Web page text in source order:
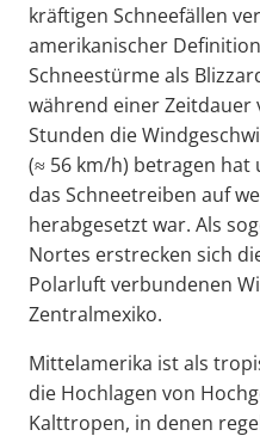
kräftigen Schneefällen
amerikanischer
Schneestürme als
während einer Zeitdauer
Stunden die
(≈ 56 km/h) betragen
das Schneetreiben auf
herabgesetzt war. Als
Nortes erstrecken sich
Polarluft verbundenen
Zentralmexiko.
Mittelamerika ist als
die Hochlagen von
Kalttropen, in denen